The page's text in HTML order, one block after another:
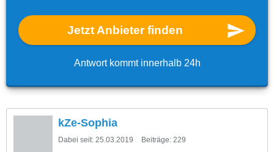
Jetzt Anbieter finden
Antwort kommt innerhalb 24h
kZe-Sophia
Dabei seit: 25.03.2019 Beiträge: 229